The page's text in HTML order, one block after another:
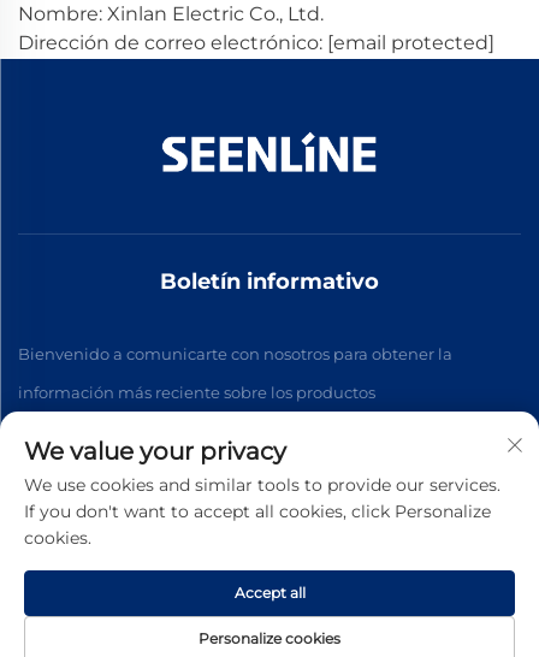
Nombre: Xinlan Electric Co., Ltd.
Dirección de correo electrónico: [email protected]
Boletín informativo
Bienvenido a comunicarte con nosotros para obtener la
información más reciente sobre los productos
Suscribirse
derechos reservados. - Política de privacidad
We value your privacy
We use cookies and similar tools to provide our services.
If you don't want to accept all cookies, click Personalize
cookies.
Personalize cookies
Accept all